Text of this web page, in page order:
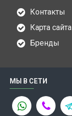
Контакты
Карта сайта
Бренды
МЫ В СЕТИ